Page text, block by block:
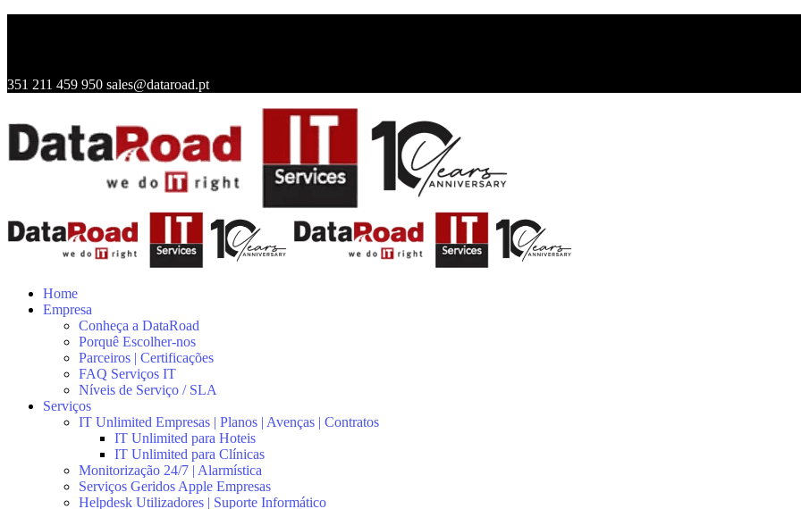
351 211 459 950 sales@dataroad.pt
Home
Empresa
Conheça a DataRoad
Porquê Escolher-nos
Parceiros | Certificações
FAQ Serviços IT
Níveis de Serviço / SLA
Serviços
IT Unlimited Empresas | Planos | Avenças | Contratos
IT Unlimited para Hoteis
IT Unlimited para Clínicas
Monitorização 24/7 | Alarmística
Serviços Geridos Apple Empresas
Helpdesk Utilizadores | Suporte Informático